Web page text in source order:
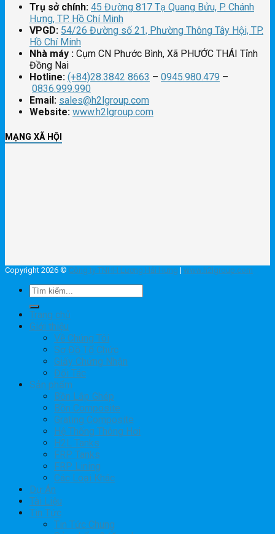
Trụ sở chính: 45 Đường 817 Tạ Quang Bửu, P. Chánh
Hưng, TP. Hồ Chí Minh
VPGD: 54/26 Đường số 21, Phường Thông Tây Hội, TP.
Hồ Chí Minh
Nhà máy : Cụm CN Phước Bình, Xã PHƯỚC THÁI Tỉnh
Đồng Nai
Hotline: (+84)28.3842 8663 – 0945.980.479 –
0836.999.990
Email: sales@h2lgroup.com
Website: www.h2lgroup.com
MẠNG XÃ HỘI
Copyright 2026 © Công ty TNHH Lương Hải Hưng | www.h2lgroup.com
Tìm
Trang chủ
Giới thiệu
Về Chúng Tôi
Sơ Đồ Tổ Chức
Giấy Chứng Nhận
Đối Tác
Sản phẩm
Bồn Lắp Ghép
Bồn Composite
Grating Composite
Hệ Thống Thông Hơi
H2L Tanks
FRP Tanks
FRP Lining
Các Loại Khác
Dự Án
Tài Liệu
Tin Tức
Tin Tức Chung